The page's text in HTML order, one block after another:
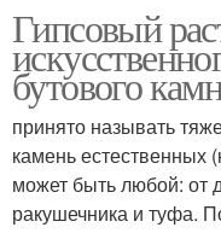
Гипсовый
бутового
принято называть
камень естественных
может быть любой: от
ракушечника и туфа.